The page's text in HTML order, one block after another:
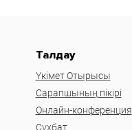
Талдау
Үкімет Отырысы
Сарапшының пікірі
Онлайн-конференция
Сұхбат